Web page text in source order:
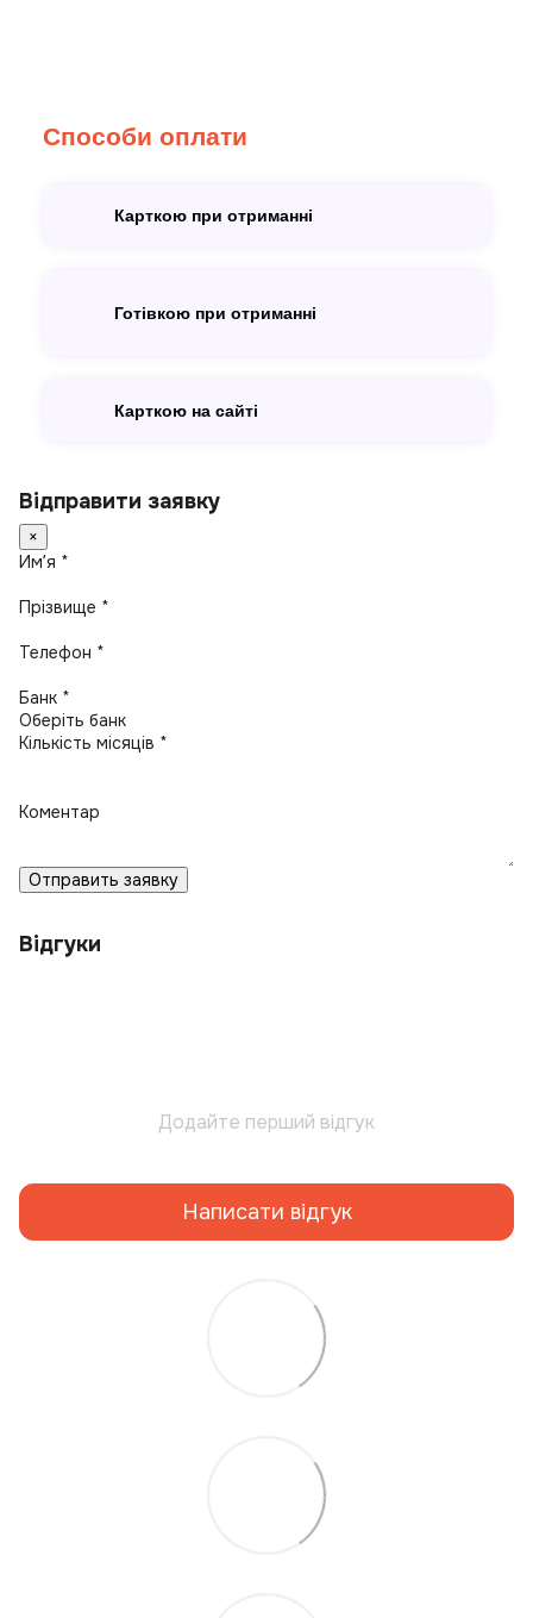
Способи оплати
Карткою при отриманні
Готівкою при отриманні
Карткою на сайті
Відправити заявку
×
Имʼя *
Прізвище *
Телефон *
Банк *
Кількість місяців *
Коментар
Отправить заявку
Відгуки
Додайте перший відгук
Написати відгук